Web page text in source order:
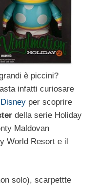
è piccini?
infatti curiosare
Disney per scoprire
della serie Holiday
Maldovan
World Resort e il
solo), scarpettte